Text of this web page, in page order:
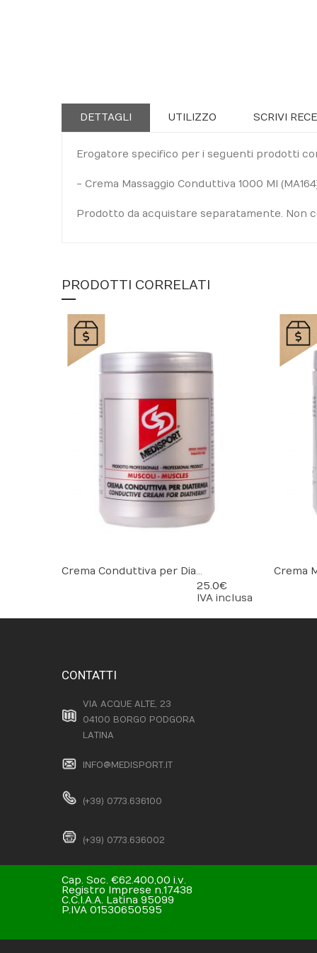
imagesDETTAGLI
Erogatore specifico per i seguenti prodotti
- Crema Massaggio Conduttiva 1000 Ml
Prodotto da acquistare separatamente. Non
UTILIZZO SCRIVI
PRODOTTI CORRELATI
Crema Conduttiva per Diatermia
25.0 €
IVA inclusa
CONTATTI
VIA ACQUE ALTE, 23
04100 BORGO PODGORA
LATINA
INFO@MEDISPORT.IT
(+39) 0773.636100
(+39) 0773.636002
Cap. Soc. €62.400,00 i.v.
Registro Imprese n.17438
C.C.I.A.A. Latina 95099
P.IVA 01530650595